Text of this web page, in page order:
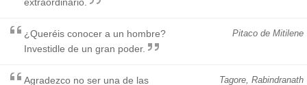
Pitaco de Mitilene
¿Queréis conocer a un hombre?
Investidle de un gran poder.
Tagore, Rabindranath
Agradezco no ser una de las